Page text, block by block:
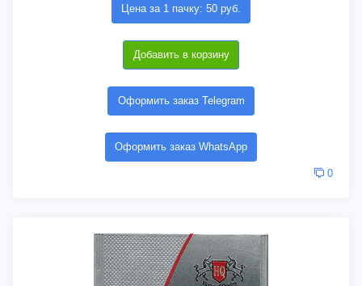
Цена за 1 пачку: 50 руб.
Добавить в корзину
Оформить заказ Telegram
Оформить заказ WhatsApp
0